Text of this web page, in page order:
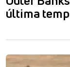
última